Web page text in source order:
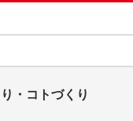
・コトづくり